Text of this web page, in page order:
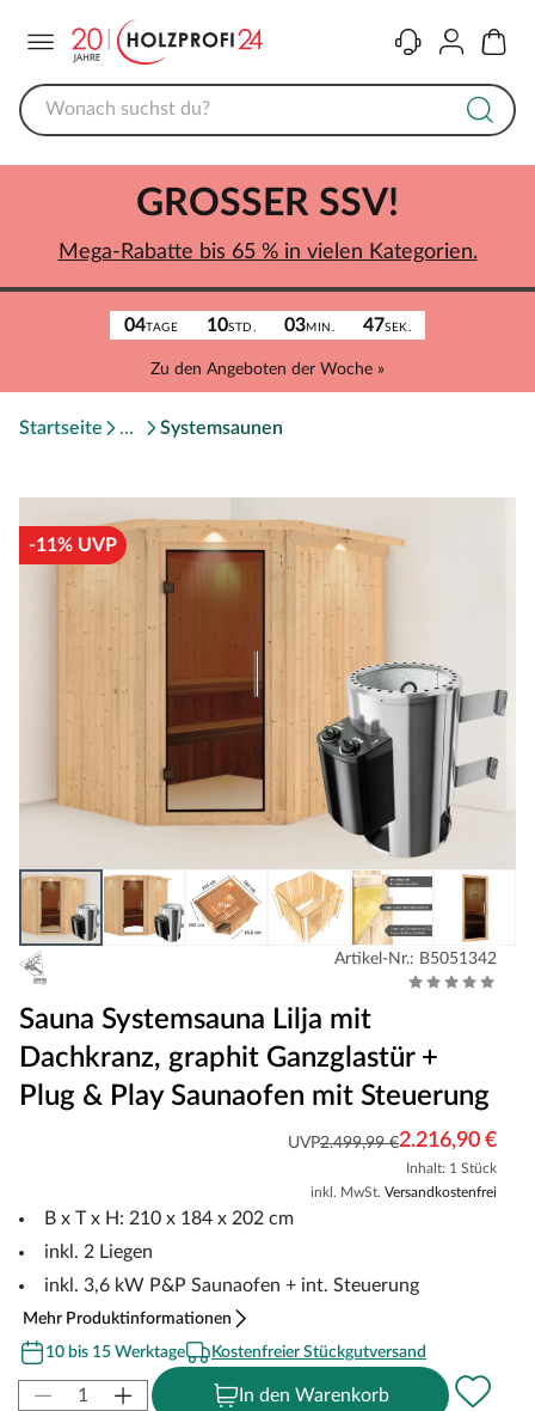
KontaktKonto
04TAGE 10STD. 03MIN. 47SEK.
Zu den Angeboten der Woche »
GROSSER SSV!
Mega-Rabatte bis 65 % in vielen Kategorien.
Startseite Systemsaunen
-11% UVP
Artikel-Nr.: B5051342
Sauna Systemsauna Lilja mit
Dachkranz, graphit Ganzglastür +
Plug & Play Saunaofen mit Steuerung
UVP2.499,99 €2.216,90 €
Inhalt: 1 Stück
inkl. MwSt. Versandkostenfrei
B x T x H: 210 x 184 x 202 cm
inkl. 2 Liegen
inkl. 3,6 kW P&P Saunaofen + int. Steuerung
Mehr Produktinformationen
10 bis 15 Werktage
Kostenfreier Stückgutversand
In den Warenkorb